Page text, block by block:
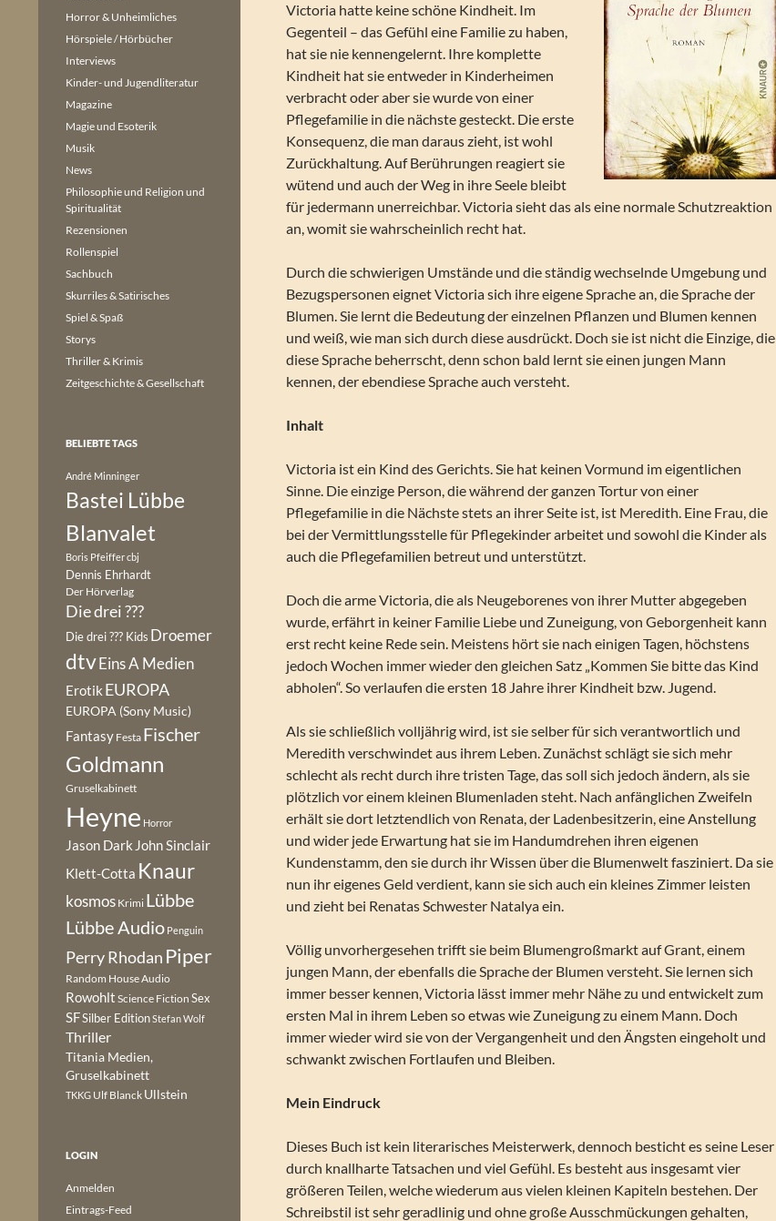
Victoria hatte keine schöne Kindheit. Im
Gegenteil – das Gefühl eine Familie zu haben,
hat sie nie kennengelernt. Ihre komplette
Kindheit hat sie entweder in Kinderheimen
verbracht oder aber sie wurde von einer
Pflegefamilie in die nächste gesteckt. Die erste
Konsequenz, die man daraus zieht, ist wohl
Zurückhaltung. Auf Berührungen reagiert sie
wütend und auch der Weg in ihre Seele bleibt
für jedermann unerreichbar. Victoria sieht das als eine normale Schutzreaktion
an, womit sie wahrscheinlich recht hat.
Durch die schwierigen Umstände und die ständig wechselnde Umgebung und
Bezugspersonen eignet Victoria sich ihre eigene Sprache an, die Sprache der
Blumen. Sie lernt die Bedeutung der einzelnen Pflanzen und Blumen kennen
und weiß, wie man sich durch diese ausdrückt. Doch sie ist nicht die Einzige, die
diese Sprache beherrscht, denn schon bald lernt sie einen jungen Mann
kennen, der ebendiese Sprache auch versteht.
Inhalt
Victoria ist ein Kind des Gerichts. Sie hat keinen Vormund im eigentlichen
Sinne. Die einzige Person, die während der ganzen Tortur von einer
Pflegefamilie in die Nächste stets an ihrer Seite ist, ist Meredith. Eine Frau, die
bei der Vermittlungsstelle für Pflegekinder arbeitet und sowohl die Kinder als
auch die Pflegefamilien betreut und unterstützt.
Doch die arme Victoria, die als Neugeborenes von ihrer Mutter abgegeben
wurde, erfährt in keiner Familie Liebe und Zuneigung, von Geborgenheit kann
erst recht keine Rede sein. Meistens hört sie nach einigen Tagen, höchstens
jedoch Wochen immer wieder den gleichen Satz „Kommen Sie bitte das Kind
abholen“. So verlaufen die ersten 18 Jahre ihrer Kindheit bzw. Jugend.
Als sie schließlich volljährig wird, ist sie selber für sich verantwortlich und
Meredith verschwindet aus ihrem Leben. Zunächst schlägt sie sich mehr
schlecht als recht durch ihre tristen Tage, das soll sich jedoch ändern, als sie
plötzlich vor einem kleinen Blumenladen steht. Nach anfänglichen Zweifeln
erhält sie dort letztendlich von Renata, der Ladenbesitzerin, eine Anstellung
und wider jede Erwartung hat sie im Handumdrehen ihren eigenen
Kundenstamm, den sie durch ihr Wissen über die Blumenwelt fasziniert. Da sie
nun ihr eigenes Geld verdient, kann sie sich auch ein kleines Zimmer leisten
und zieht bei Renatas Schwester Natalya ein.
Völlig unvorhergesehen trifft sie beim Blumengroßmarkt auf Grant, einem
jungen Mann, der ebenfalls die Sprache der Blumen versteht. Sie lernen sich
immer besser kennen, Victoria lässt immer mehr Nähe zu und entwickelt zum
ersten Mal in ihrem Leben so etwas wie Zuneigung zu einem Mann. Doch
immer wieder wird sie von der Vergangenheit und den Ängsten eingeholt und
schwankt zwischen Fortlaufen und Bleiben.
Mein Eindruck
Dieses Buch ist kein literarisches Meisterwerk, dennoch besticht es seine Leser
durch knallharte Tatsachen und viel Gefühl. Es besteht aus insgesamt vier
größeren Teilen, welche wiederum aus vielen kleinen Kapiteln bestehen. Der
Schreibstil ist sehr geradlinig und ohne große Ausschmückungen gehalten,
Horror & Unheimliches
Hörspiele / Hörbücher
Interviews
Kinder- und Jugendliteratur
Magazine
Magie und Esoterik
Musik
News
Philosophie und Religion und
Spiritualität
Rezensionen
Rollenspiel
Sachbuch
Skurriles & Satirisches
Spiel & Spaß
Storys
Thriller & Krimis
Zeitgeschichte & Gesellschaft
BELIEBTE TAGS
André Minninger
Bastei Lübbe
Blanvalet
Boris Pfeiffercbj
Dennis Ehrhardt
Der Hörverlag
Die drei ???
Die drei ??? Kids Droemer
dtvEins A Medien
Erotik EUROPA
EUROPA (Sony Music)
Fantasy Festa Fischer
Goldmann
Gruselkabinett
Heyne Horror
Jason Dark John Sinclair
Klett-Cotta Knaur
kosmos Krimi Lübbe
Lübbe Audio Penguin
Perry Rhodan Piper
Random House Audio
Rowohlt Science Fiction Sex
SFSilber EditionStefan Wolf
Thriller
Titania Medien,
Gruselkabinett
TKKG Ulf Blanck Ullstein
LOGIN
Anmelden
Eintrags-Feed